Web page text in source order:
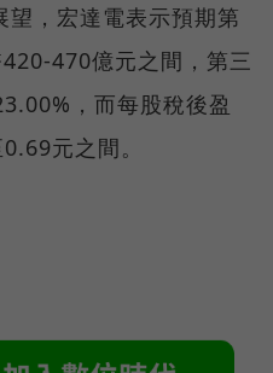
，宏達電表示預期第
470億元之間，第三
，而每股稅後盈
元之間。